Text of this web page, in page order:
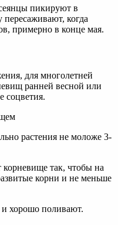
пикируют в
пересаживают, когда
примерно в конце мая.
для многолетней
ранней весной или
соцветия.
растения не моложе 3-
так, чтобы на
корни и не меньше
хорошо поливают.